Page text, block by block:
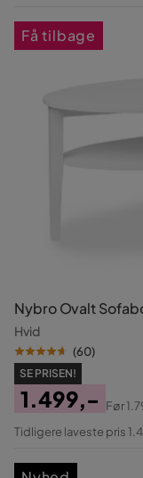
Nybro Ovalt
Hvid
(60)
SE PRISEN!
Pris
1.499,-
Original
Før
Tidligere laveste pris
Få tilbage